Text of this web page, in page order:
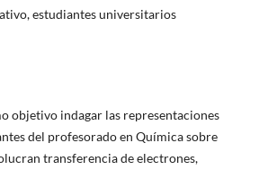
estudiantes universitarios
objetivo indagar las representaciones
del profesorado en Química sobre
transferencia de electrones,